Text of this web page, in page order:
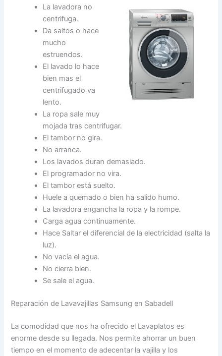
La lavadora no
centrifuga.
Da saltos o hace
mucho
estruendos.
El lavado lo hace
bien mas el
centrifugado va
lento.
La ropa sale muy
mojada tras centrifugar.
El tambor no gira.
No arranca.
Los lavados duran demasiado.
El programador no vira.
El tambor está suelto.
Huele a quemado o bien ha salido humo.
La lavadora engancha la ropa y la rompe.
Carga agua continuamente.
Hace Saltar el diferencial de la electricidad (salta la
luz).
No vacía el agua.
No cierra bien.
Se sale el agua.
Reparación de Lavavajillas Samsung en Sabadell
La comodidad que nos ha ofrecido el Lavaplatos es
enorme desde su llegada. Nos permite ahorrar un buen
tiempo en el momento de adecentar la vajilla y los